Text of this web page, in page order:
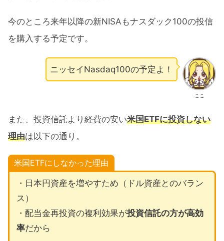
今のところ来年以降の新NISAもナスダック100の投信
を購入する予定です。
ここ
ニッセイNasdaq100の予定よ！
また、投資信託より経費の安い米国ETFに投資しない
理由は以下の通り。
米国ETFにしなかった理由
・日本円資産を増やすため（ドル資産とのバラン
ス）
・配当金再投資の複利効果が投資信託の方が高効
率だから